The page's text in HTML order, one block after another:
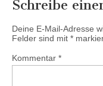
Schreibe
Deine E-Mail-Adresse
Felder sind mit *
Kommentar *